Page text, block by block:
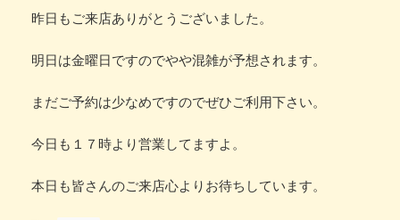
昨日もご来店ありがとうございました。
明日は金曜日ですのでやや混雑が予想されます。
まだご予約は少なめですのでぜひご利用下さい。
今日も１７時より営業してますよ。
本日も皆さんのご来店心よりお待ちしています。